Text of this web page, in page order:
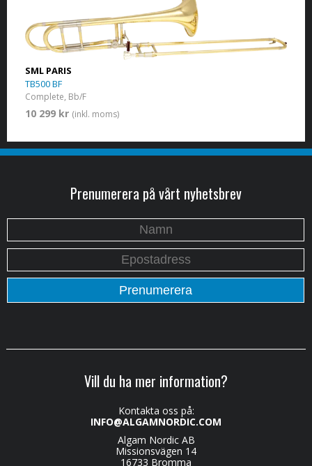
SML PARIS
TB500 BF
Complete, Bb/F
10 299 kr (inkl. moms)
Prenumerera på vårt nyhetsbrev
Vill du ha mer information?
Kontakta oss på:
INFO@ALGAMNORDIC.COM
Algam Nordic AB
Missionsvägen 14
16733 Bromma